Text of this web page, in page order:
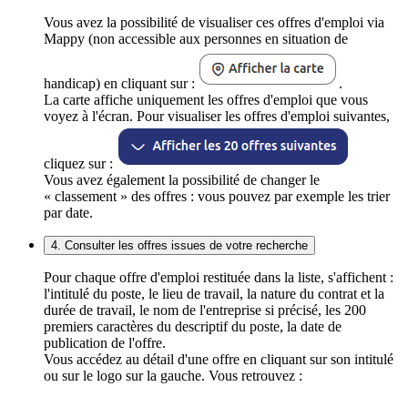
Vous avez la possibilité de visualiser ces offres d'emploi via
Mappy (non accessible aux personnes en situation de
handicap) en cliquant sur :
.
La carte affiche uniquement les offres d'emploi que vous
voyez à l'écran. Pour visualiser les offres d'emploi suivantes,
cliquez sur :
Vous avez également la possibilité de changer le
« classement » des offres : vous pouvez par exemple les trier
par date.
4. Consulter les offres issues de votre recherche
Pour chaque offre d'emploi restituée dans la liste, s'affichent :
l'intitulé du poste, le lieu de travail, la nature du contrat et la
durée de travail, le nom de l'entreprise si précisé, les 200
premiers caractères du descriptif du poste, la date de
publication de l'offre.
Vous accédez au détail d'une offre en cliquant sur son intitulé
ou sur le logo sur la gauche. Vous retrouvez :